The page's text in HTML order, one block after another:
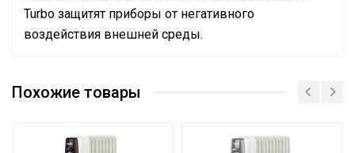
Turbo защитят приборы от негативного
воздействия внешней среды.
площадью до
Гарантийный срок
24 мес
Похожие товары